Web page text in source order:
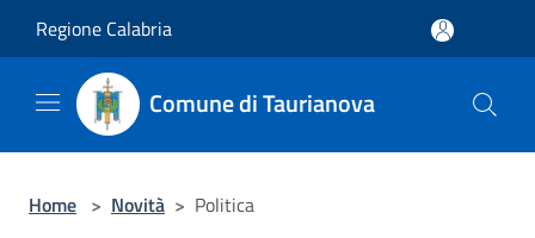
Regione Calabria
Comune di Taurianova
Home > Novità > Politica